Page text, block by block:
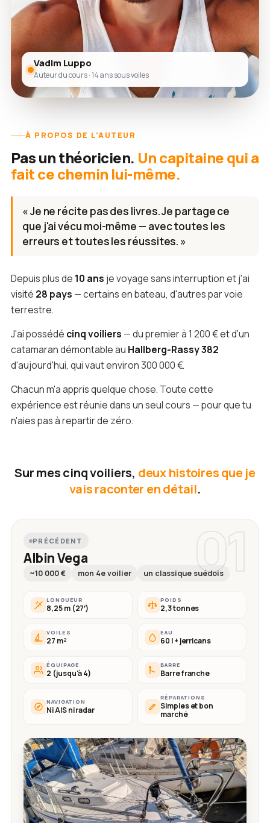
Vadim Luppo
Auteur du cours · 14 ans sous voiles
À PROPOS DE L'AUTEUR
Pas un théoricien. Un capitaine qui a
fait ce chemin lui-même.
« Je ne récite pas des livres. Je partage ce
que j'ai vécu moi-même — avec toutes les
erreurs et toutes les réussites. »
Depuis plus de 10 ans je voyage sans interruption et j'ai
visité 28 pays — certains en bateau, d'autres par voie
terrestre.
J'ai possédé cinq voiliers — du premier à 1 200 € et d'un
catamaran démontable au Hallberg-Rassy 382
d'aujourd'hui, qui vaut environ 300 000 €.
Chacun m'a appris quelque chose. Toute cette
expérience est réunie dans un seul cours — pour que tu
n'aies pas à repartir de zéro.
Sur mes cinq voiliers, deux histoires que je
vais raconter en détail.
01
PRÉCÉDENT
Albin Vega
~10 000 € mon 4e voilier un classique suédois
LONGUEUR
8,25 m (27′)
POIDS
2,3 tonnes
VOILES
27 m²
EAU
60 l + jerricans
ÉQUIPAGE
2 (jusqu'à 4)
BARRE
Barre franche
NAVIGATION
Ni AIS ni radar
RÉPARATIONS
Simples et bon
marché